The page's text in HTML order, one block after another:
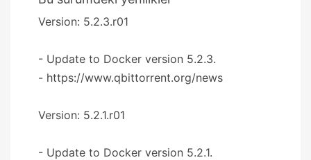
Version: 5.2.3.r01
- Update to Docker version 5.2.3.
- https://www.qbittorrent.org/news
Version: 5.2.1.r01
- Update to Docker version 5.2.1.